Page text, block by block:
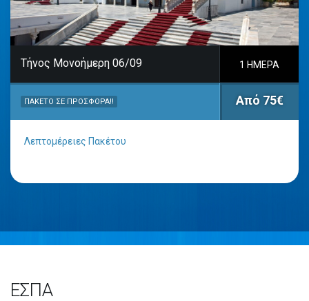
Τήνος Μονοήμερη 06/09 1 ΗΜΈΡΑ
ΠΑΚΈΤΟ ΣΕ ΠΡΟΣΦΟΡΆ!! Από 75€
Λεπτομέρειες Πακέτου
ΕΣΠΑ